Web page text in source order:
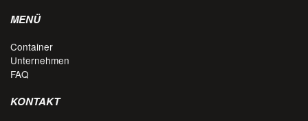
MENÜ
Container
Unternehmen
FAQ
KONTAKT